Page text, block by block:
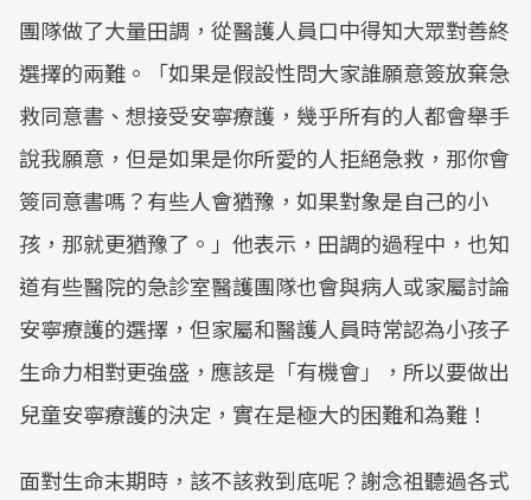
Mute
團隊做了大量田調，從醫護人員口中得知大眾對善終
選擇的兩難。「如果是假設性問大家誰願意簽放棄急
救同意書、想接受安寧療護，幾乎所有的人都會舉手
說我願意，但是如果是你所愛的人拒絕急救，那你會
簽同意書嗎？有些人會猶豫，如果對象是自己的小
孩，那就更猶豫了。」他表示，田調的過程中，也知
道有些醫院的急診室醫護團隊也會與病人或家屬討論
安寧療護的選擇，但家屬和醫護人員時常認為小孩子
生命力相對更強盛，應該是「有機會」，所以要做出
兒童安寧療護的決定，實在是極大的困難和為難！
面對生命末期時，該不該救到底呢？謝念祖聽過各式